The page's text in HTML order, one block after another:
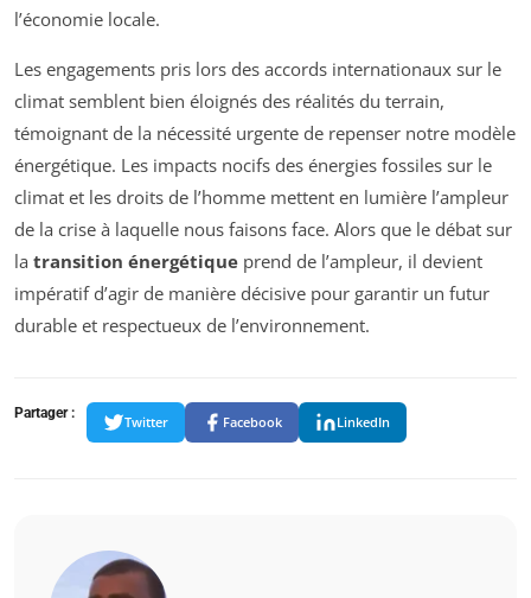
l’économie locale.
Les engagements pris lors des accords internationaux sur le
climat semblent bien éloignés des réalités du terrain,
témoignant de la nécessité urgente de repenser notre modèle
énergétique. Les impacts nocifs des énergies fossiles sur le
climat et les droits de l’homme mettent en lumière l’ampleur
de la crise à laquelle nous faisons face. Alors que le débat sur
la transition énergétique prend de l’ampleur, il devient
impératif d’agir de manière décisive pour garantir un futur
durable et respectueux de l’environnement.
Partager :
Twitter Facebook LinkedIn